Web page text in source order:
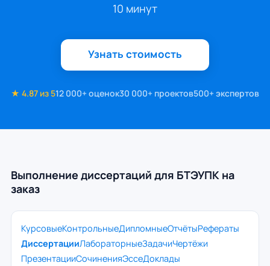
10 минут
Узнать стоимость
★ 4.87 из 512 000+ оценок30 000+ проектов500+ экспертов
Выполнение диссертаций для БТЭУПК на
заказ
КурсовыеКонтрольныеДипломныеОтчётыРефераты
ДиссертацииЛабораторныеЗадачиЧертёжи
ПрезентацииСочиненияЭссеДоклады